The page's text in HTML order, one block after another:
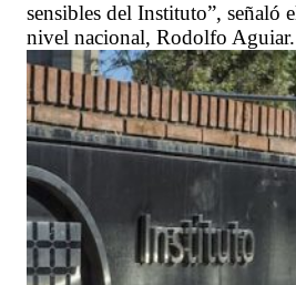
sensibles del Instituto”, señaló
nivel nacional, Rodolfo Aguiar.